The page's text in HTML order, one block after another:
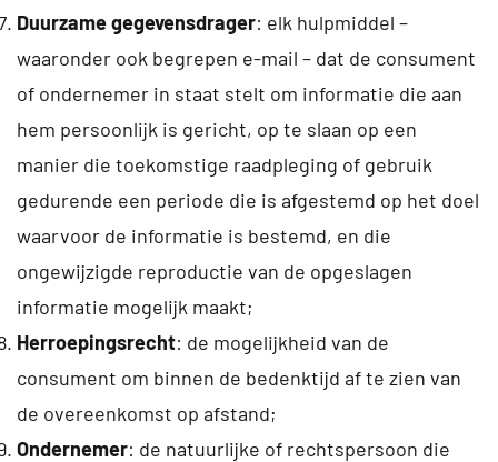
Duurzame gegevensdrager: elk hulpmiddel –
waaronder ook begrepen e-mail – dat de consument
of ondernemer in staat stelt om informatie die aan
hem persoonlijk is gericht, op te slaan op een
manier die toekomstige raadpleging of gebruik
gedurende een periode die is afgestemd op het doel
waarvoor de informatie is bestemd, en die
ongewijzigde reproductie van de opgeslagen
informatie mogelijk maakt;
Herroepingsrecht: de mogelijkheid van de
consument om binnen de bedenktijd af te zien van
de overeenkomst op afstand;
Ondernemer: de natuurlijke of rechtspersoon die